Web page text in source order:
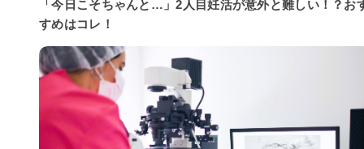
「今日こそちゃんと…」2人目妊活が意外と難しい！？お
すめはコレ！